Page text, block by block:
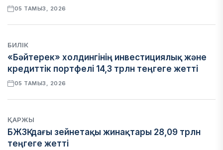
05 ТАМЫЗ, 2026
БИЛІК
«Бәйтерек» холдингінің инвестициялық және
кредиттік портфелі 14,3 трлн теңгеге жетті
05 ТАМЫЗ, 2026
ҚАРЖЫ
БЖЗҚ-дағы зейнетақы жинақтары 28,09 трлн
теңгеге жетті